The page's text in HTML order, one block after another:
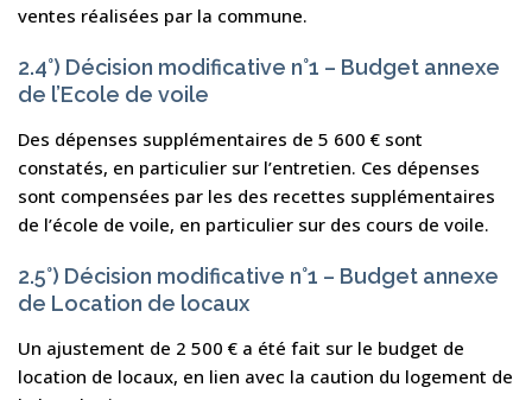
ventes réalisées par la commune.
2.4°) Décision modificative n°1 – Budget annexe
de l’Ecole de voile
Des dépenses supplémentaires de 5 600 € sont
constatés, en particulier sur l’entretien. Ces dépenses
sont compensées par les des recettes supplémentaires
de l’école de voile, en particulier sur des cours de voile.
2.5°) Décision modificative n°1 – Budget annexe
de Location de locaux
Un ajustement de 2 500 € a été fait sur le budget de
location de locaux, en lien avec la caution du logement de